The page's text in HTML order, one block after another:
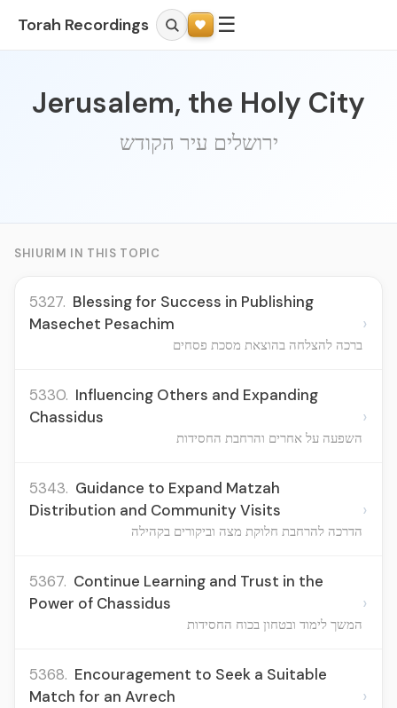
Torah Recordings ☰
Jerusalem, the Holy City
ירושלים עיר הקודש
SHIURIM IN THIS TOPIC
5327. Blessing for Success in Publishing
Masechet Pesachim
ברכה להצלחה בהוצאת מסכת פסחים
›
5330. Influencing Others and Expanding
Chassidus
השפעה על אחרים והרחבת החסידות
›
5343. Guidance to Expand Matzah
Distribution and Community Visits
הדרכה להרחבת חלוקת מצה וביקורים בקהילה
›
5367. Continue Learning and Trust in the
Power of Chassidus
המשך לימוד ובטחון בכוח החסידות
›
5368. Encouragement to Seek a Suitable
Match for an Avrech
›